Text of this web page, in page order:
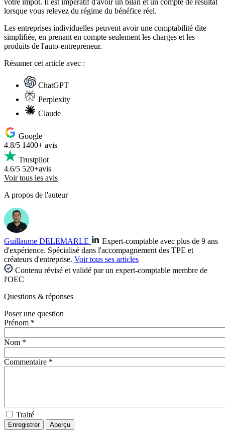
votre impôt. Il est impératif d'avoir un bilan et un compte de résultat
lorsque vous relevez du régime du bénéfice réel.
Les entreprises individuelles peuvent avoir une comptabilité dite
simplifiée, en prenant en compte seulement les charges et les
produits de l'auto-entrepreneur.
Résumercet article avec :
ChatGPT
Perplexity
Claude
Google
4.8/5 1400+ avis
Trustpilot
4.6/5 520+avis
Voir tous les avis
A propos de l'auteur
Guillaume DELEMARLE
Expert-comptable avec plus de 9 ans
d'expérience. Spécialisé dans l'accompagnement des TPE et
créateurs d'entreprise. Voir tous ses articles
Contenu révisé et validé par un expert-comptable membre de
l'OEC
Questions & réponses
Poser une question
Prénom *
Nom *
Commentaire *
Traité